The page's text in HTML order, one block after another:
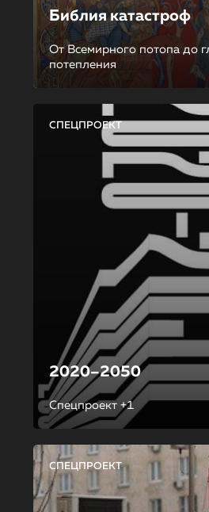
Библия катастроф
От Всемирного потопа до
потепления
СПЕЦПРОЕКТ
2020–2050
Спецпроект +1
СПЕЦПРОЕКТ